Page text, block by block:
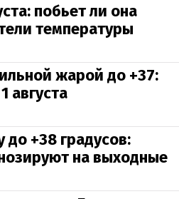
побьет ли она
температуры
жарой до +37:
августа
до +38 градусов:
на выходные